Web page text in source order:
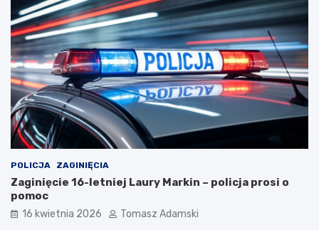
POLICJA ZAGINIĘCIA
Zaginięcie 16-letniej Laury Markin – policja prosi o
pomoc
16 kwietnia 2026 Tomasz Adamski